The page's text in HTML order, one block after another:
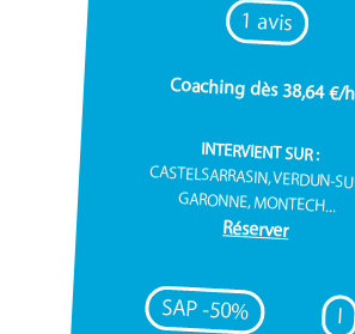
1 avis
Coaching dès 38,64 €/h
INTERVIENT SUR :
CASTELSARRASIN, VERDUN-
GARONNE, MONTECH...
Réserver
SAP -50% I